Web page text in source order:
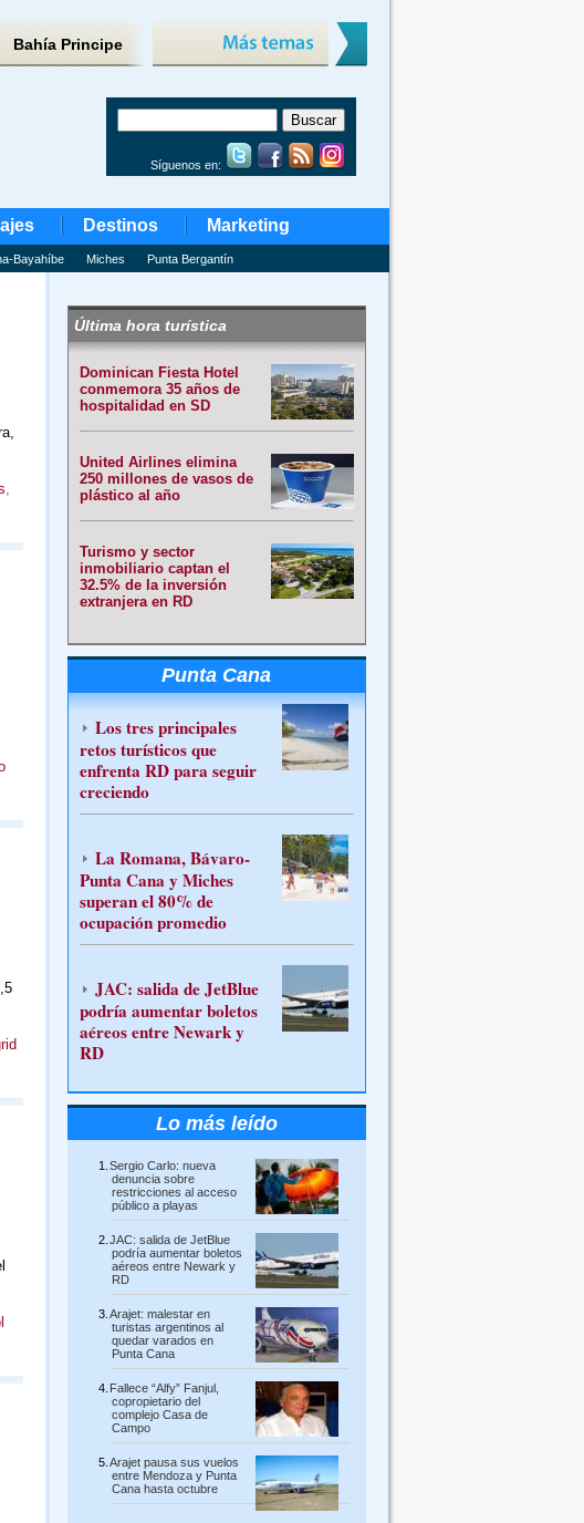
Bahía Principe
Síguenos en:
Destinos Marketing
Bayahíbe Miches Punta Bergantín
,
Última hora turística
Dominican Fiesta Hotel
conmemora 35 años de
hospitalidad en SD
United Airlines elimina
250 millones de vasos de
plástico al año
Turismo y sector
inmobiliario captan el
32.5% de la inversión
extranjera en RD
Punta Cana
Los tres principales
retos turísticos que
enfrenta RD para seguir
creciendo
La Romana, Bávaro-
Punta Cana y Miches
superan el 80% de
ocupación promedio
JAC: salida de JetBlue
podría aumentar boletos
aéreos entre Newark y
RD
Lo más leído
Sergio Carlo: nueva
denuncia sobre
restricciones al acceso
público a playas
JAC: salida de JetBlue
podría aumentar boletos
aéreos entre Newark y
RD
Arajet: malestar en
turistas argentinos al
quedar varados en
Punta Cana
Fallece “Alfy” Fanjul,
copropietario del
complejo Casa de
Campo
Arajet pausa sus vuelos
entre Mendoza y Punta
Cana hasta octubre